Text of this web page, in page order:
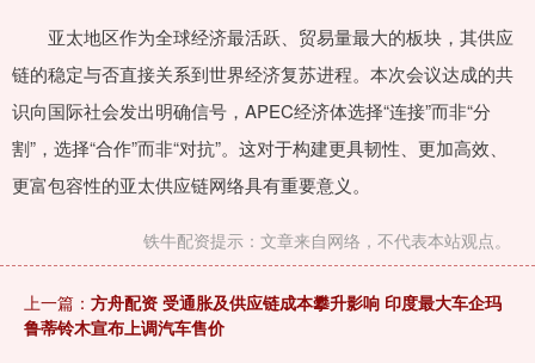
亚太地区作为全球经济最活跃、贸易量最大的板块，其供应
链的稳定与否直接关系到世界经济复苏进程。本次会议达成的共
识向国际社会发出明确信号，APEC经济体选择“连接”而非“分
割”，选择“合作”而非“对抗”。这对于构建更具韧性、更加高效、
更富包容性的亚太供应链网络具有重要意义。
铁牛配资提示：文章来自网络，不代表本站观点。
上一篇： 方舟配资 受通胀及供应链成本攀升影响 印度最大车企玛
鲁蒂铃木宣布上调汽车售价